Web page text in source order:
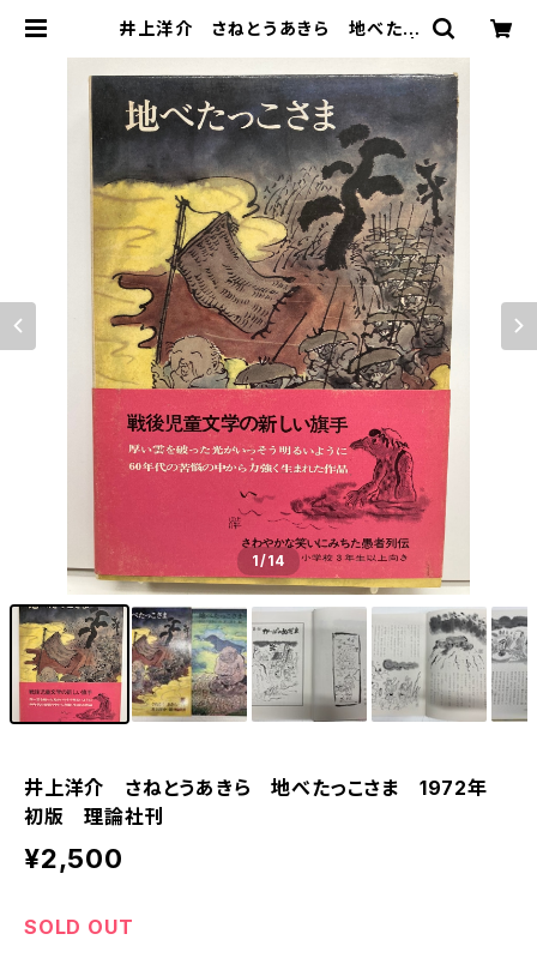
井上洋介 さねとうあきら 地べたっ
1/14
井上洋介 さねとうあきら 地べたっこさま 1972年
初版 理論社刊
¥2,500
SOLD OUT